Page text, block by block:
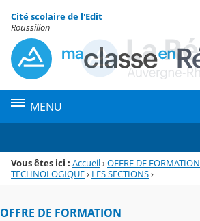
Menu de la rubrique
Contenu
Cité scolaire de l'Edit
Roussillon
MENU
Vous êtes ici : Accueil›OFFRE DE FORMATION
TECHNOLOGIQUE› LES SECTIONS›
OFFRE DE FORMATION